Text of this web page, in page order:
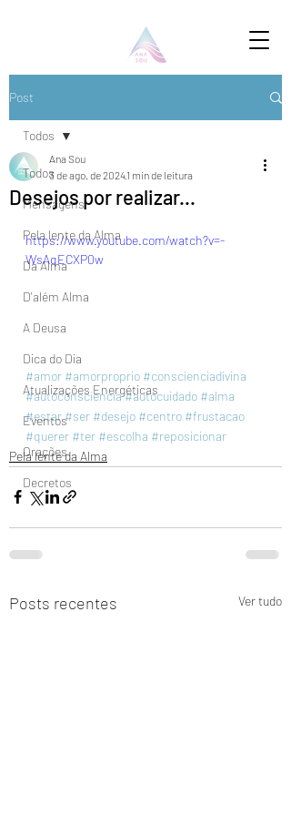
Post
Todos
Mensagens
Pela lente da Alma
Da Alma
D'além Alma
A Deusa
Dica do Dia
Atualizações Energéticas
Eventos
Orações
Decretos
Todos
Desejos por realizar...
Ana Sou
3 de ago. de 20241 min de leitura
https://www.youtube.com/watch?v=-
WsAqECXP0w
#amor #amorproprio #conscienciadivina
#autoconsciencia#autocuidado #alma
#estar#ser #desejo #centro #frustacao
#querer #ter #escolha #reposicionar
Pela lente da Alma
Posts recentes Ver tudo